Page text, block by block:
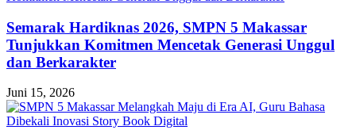
Semarak Hardiknas 2026, SMPN 5 Makassar
Tunjukkan Komitmen Mencetak Generasi Unggul
dan Berkarakter
Juni 15, 2026